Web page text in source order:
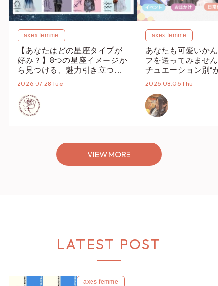
axes femme
【あなたはどの星座タイプが
好み？】8つの星座イメージか
ら見つける、魅力引き立つス
タイリング♡
2026.07.28 Tue
axes femme
あなたも可愛いか
フを送ってみませ
チュエーション別“
オススメ【ショッ
2026.08.06 Thu
VIEW MORE
LATEST POST
axes femme